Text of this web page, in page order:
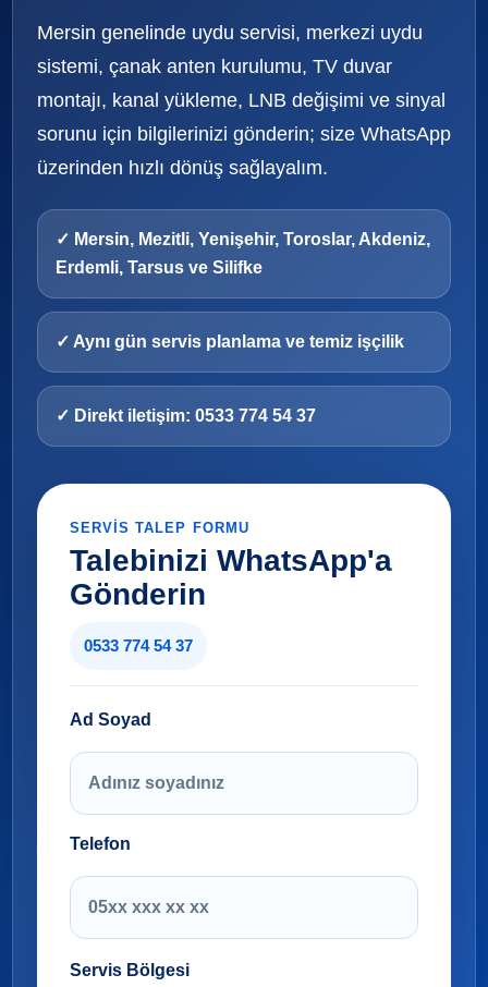
Mersin genelinde uydu servisi, merkezi uydu
sistemi, çanak anten kurulumu, TV duvar
montajı, kanal yükleme, LNB değişimi ve sinyal
sorunu için bilgilerinizi gönderin; size WhatsApp
üzerinden hızlı dönüş sağlayalım.
✓ Mersin, Mezitli, Yenişehir, Toroslar, Akdeniz,
Erdemli, Tarsus ve Silifke
✓ Aynı gün servis planlama ve temiz işçilik
✓ Direkt iletişim: 0533 774 54 37
SERVIS TALEP FORMU
Talebinizi WhatsApp'a
Gönderin
0533 774 54 37
Ad Soyad
Telefon
Servis Bölgesi